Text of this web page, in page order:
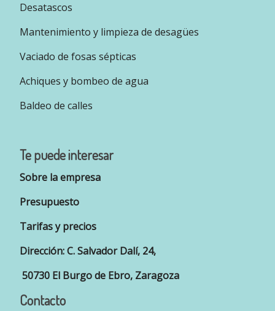
Desatascos
Mantenimiento y limpieza de desagües
Vaciado de fosas sépticas
Achiques y bombeo de agua
Baldeo de calles
Te puede interesar
Sobre la empresa
Presupuesto
Tarifas y precios
Dirección: C. Salvador Dalí, 24,
50730 El Burgo de Ebro, Zaragoza
Contacto